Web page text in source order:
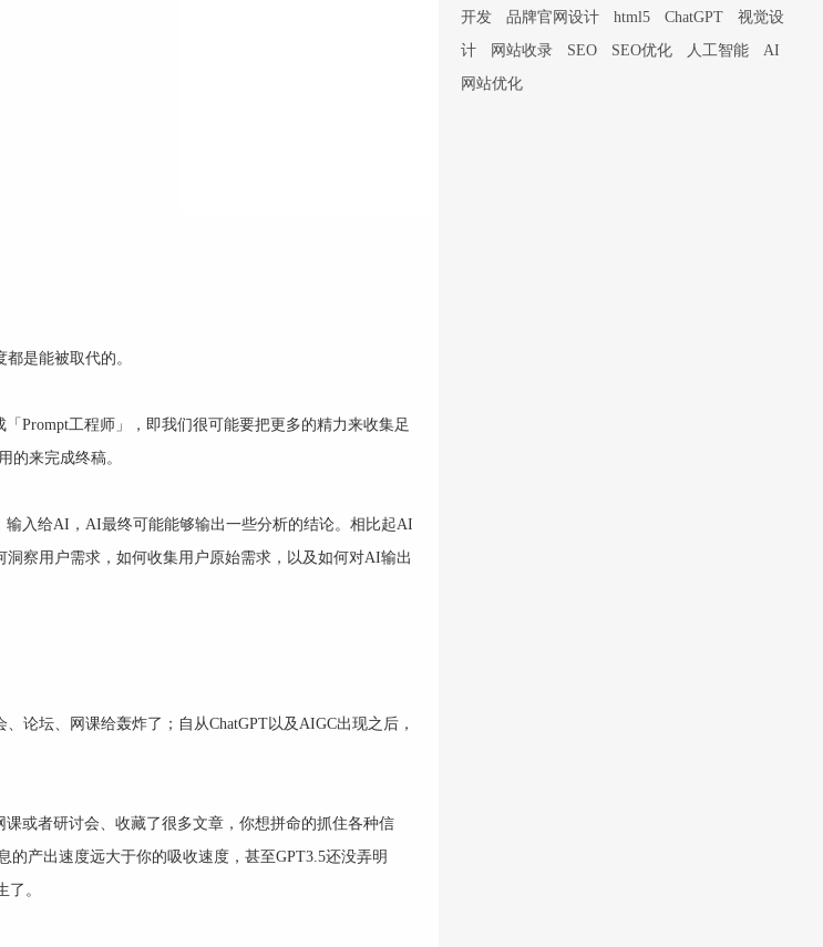
是能被取代的。
Prompt工程师」，即我们很可能要把更多的精力来收集足
的来完成终稿。
入给AI，AI最终可能能够输出一些分析的结论。相比起AI
察用户需求，如何收集用户原始需求，以及如何对AI输出
论坛、网课给轰炸了；自从ChatGPT以及AIGC出现之后，
或者研讨会、收藏了很多文章，你想拼命的抓住各种信
产出速度远大于你的吸收速度，甚至GPT3.5还没弄明
了。
开发
品牌官网设计 html5 ChatGPT
视觉设
计
网站收录 SEO SEO优化 人工智能
AI
网站优化